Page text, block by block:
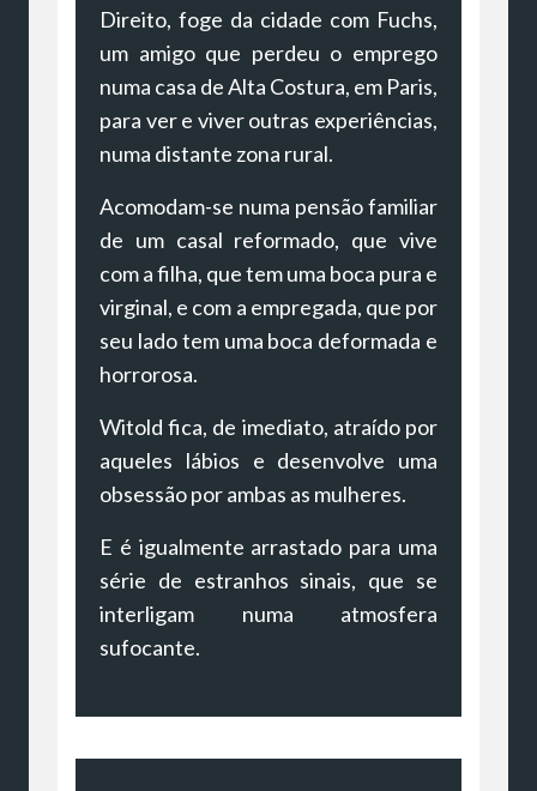
Direito, foge da cidade com Fuchs,
um amigo que perdeu o emprego
numa casa de Alta Costura, em Paris,
para ver e viver outras experiências,
numa distante zona rural.
Acomodam-se numa pensão familiar
de um casal reformado, que vive
com a filha, que tem uma boca pura e
virginal, e com a empregada, que por
seu lado tem uma boca deformada e
horrorosa.
Witold fica, de imediato, atraído por
aqueles lábios e desenvolve uma
obsessão por ambas as mulheres.
E é igualmente arrastado para uma
série de estranhos sinais, que se
interligam numa atmosfera
sufocante.